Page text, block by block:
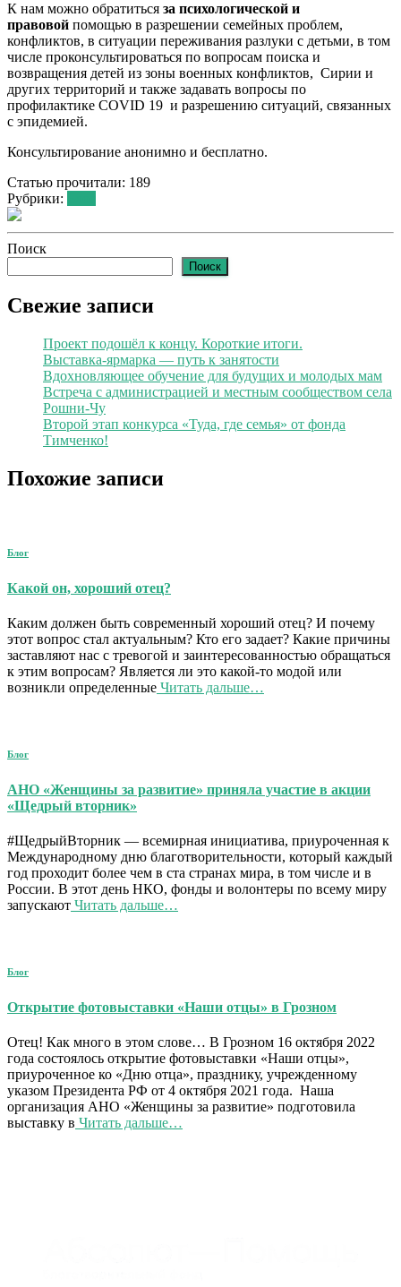
К нам можно обратиться за психологической и
правовой помощью в разрешении семейных проблем,
конфликтов, в ситуации переживания разлуки с детьми, в том
числе проконсультироваться по вопросам поиска и
возвращения детей из зоны военных конфликтов, Сирии и
других территорий и также задавать вопросы по
профилактике COVID 19 и разрешению ситуаций, связанных
с эпидемией.
Консультирование анонимно и бесплатно.
Статью прочитали: 189
Рубрики:
Поиск
Поиск
Свежие записи
Проект подошёл к концу. Короткие итоги.
Выставка-ярмарка — путь к занятости
Вдохновляющее обучение для будущих и молодых мам
Встреча с администрацией и местным сообществом села
Рошни-Чу
Второй этап конкурса «Туда, где семья» от фонда
Тимченко!
Похожие записи
Блог
Какой он, хороший отец?
Каким должен быть современный хороший отец? И почему
этот вопрос стал актуальным? Кто его задает? Какие причины
заставляют нас с тревогой и заинтересованностью обращаться
к этим вопросам? Является ли это какой-то модой или
возникли определенные Читать дальше…
Блог
АНО «Женщины за развитие» приняла участие в акции
«Щедрый вторник»
#ЩедрыйВторник — всемирная инициатива, приуроченная к
Международному дню благотворительности, который каждый
год проходит более чем в ста странах мира, в том числе и в
России. В этот день НКО, фонды и волонтеры по всему миру
запускают Читать дальше…
Блог
Открытие фотовыставки «Наши отцы» в Грозном
Отец! Как много в этом слове… В Грозном 16 октября 2022
года состоялось открытие фотовыставки «Наши отцы»,
приуроченное ко «Дню отца», празднику, учрежденному
указом Президента РФ от 4 октября 2021 года. Наша
организация АНО «Женщины за развитие» подготовила
выставку в Читать дальше…